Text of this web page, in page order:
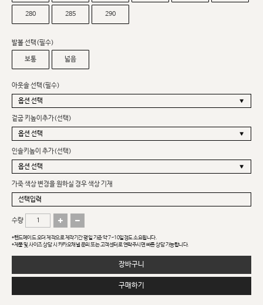
280 285 290
발볼 선택(필수)
보통 넓음
아웃솔 선택(필수)
겉굽 키높이추가(선택)
인솔키높이 추가(선택)
가죽 색상 변경을 원하실 경우 색상 기재
수량
*핸드메이드 오더 제작으로 제작기간 평일 기준 약 7~10일정도 소요됩니다.
*제품 및 사이즈 상담 시 카카오채널 문의 또는 고객센터로 연락주시면 빠른 상담 가능합니다.
장바구니
구매하기